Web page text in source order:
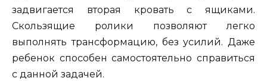
задвигается вторая кровать с ящиками.
Скользящие ролики позволяют легко
выполнять трансформацию, без усилий. Даже
ребенок способен самостоятельно справиться
с данной задачей.